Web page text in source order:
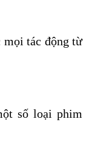
mọi tác động từ
số loại phim